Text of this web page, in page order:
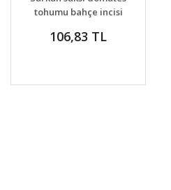
VER
tohumu bahçe incisi
106,83 TL